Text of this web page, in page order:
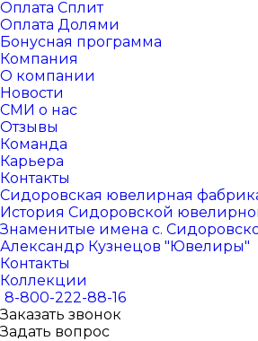
Оплата Сплит
Оплата Долями
Бонусная программа
Компания
О компании
Новости
СМИ о нас
Отзывы
Команда
Карьера
Контакты
Сидоровская ювелирная
История Сидоровской
Знаменитые имена с.
Александр Кузнецов "Ювелиры"
Контакты
Коллекции
8-800-222-88-16
Заказать звонок
Задать вопрос